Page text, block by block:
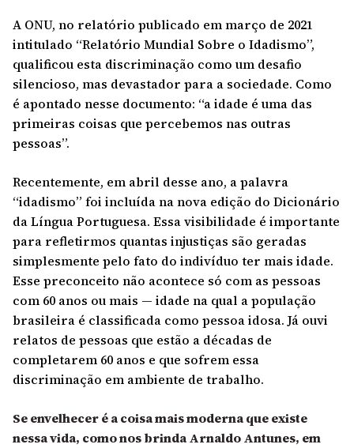
A ONU, no relatório publicado em março de 2021
intitulado “Relatório Mundial Sobre o Idadismo”,
qualificou esta discriminação como um desafio
silencioso, mas devastador para a sociedade. Como
é apontado nesse documento: “a idade é uma das
primeiras coisas que percebemos nas outras
pessoas”.
Recentemente, em abril desse ano, a palavra
“idadismo” foi incluída na nova edição do Dicionário
da Língua Portuguesa. Essa visibilidade é importante
para refletirmos quantas injustiças são geradas
simplesmente pelo fato do indivíduo ter mais idade.
Esse preconceito não acontece só com as pessoas
com 60 anos ou mais — idade na qual a população
brasileira é classificada como pessoa idosa. Já ouvi
relatos de pessoas que estão a décadas de
completarem 60 anos e que sofrem essa
discriminação em ambiente de trabalho.
Se envelhecer é a coisa mais moderna que existe
nessa vida, como nos brinda Arnaldo Antunes, em